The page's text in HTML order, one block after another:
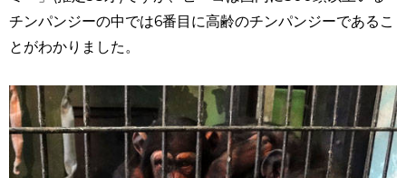
チンパンジーの中では6番目に高齢のチンパンジーであるこ
とがわかりました。